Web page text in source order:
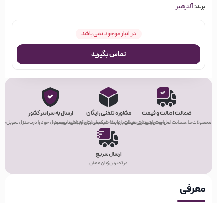
برند:آلترهیر
در انبار موجود نمی باشد
تماس بگیرید
ضمانت اصالت و قیمت
محصولات ما، ضمانت اصل بودن و بهترین قیمت را دارند!
مشاوره تلفنی رایگان
راحت باشید! هر سوالی در رابطه با محصولات دارید، از ما بپرسید.
ارسال به سراسر کشور
هر کجای ایران که باشید، محصول خود را درب منزل تحویل
ارسال سریع
در کمترین زمان ممکن
معرفی